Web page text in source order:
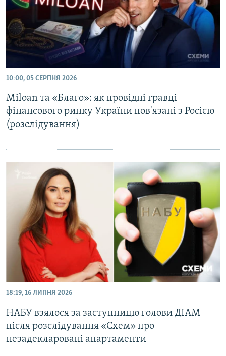
10:00, 05 СЕРПНЯ 2026
Miloan та «Благо»: як провідні гравці
фінансового ринку України пов'язані з Росією
(розслідування)
18:19, 16 ЛИПНЯ 2026
НАБУ взялося за заступницю голови ДІАМ
після розслідування «Схем» про
незадекларовані апартаменти